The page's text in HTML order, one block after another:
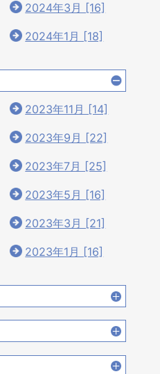
2024年3月 [16]
2024年1月 [18]
2023年11月 [14]
2023年9月 [22]
2023年7月 [25]
2023年5月 [16]
2023年3月 [21]
2023年1月 [16]
2022年11月 [15]
2022年9月 [12]
2021年11月 [18]